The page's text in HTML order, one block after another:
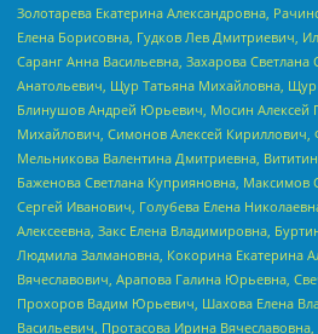
Золотарева Екатерина Александровна,
Елена Борисовна, Гудков Лев Дмитриевич,
Саранг Анна Васильевна, Захарова
Анатольевич, Щур Татьяна Михайловна, Щур
Блинушов Андрей Юрьевич, Мосин Алексей
Михайлович, Симонов Алексей Кириллович,
Мельникова Валентина Дмитриевна,
Баженова Светлана Куприяновна, Максимов
Сергей Иванович, Голубева Елена
Алексеевна, Закс Елена Владимировна,
Людмила Залмановна, Кокорина Екатерина
Вячеславович, Арапова Галина Юрьевна,
Прохоров Вадим Юрьевич, Шахова Елена
Васильевич, Протасова Ирина